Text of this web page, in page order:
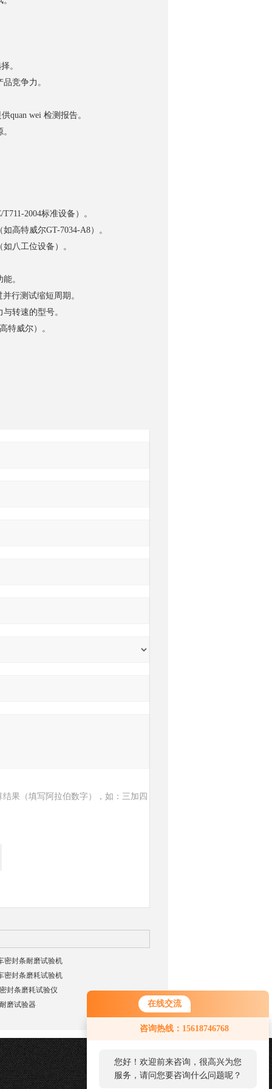
在线交流
咨询热线：15618746768
您好！欢迎前来咨询，很高兴为您
服务，请问您要咨询什么问题呢？
。
竞争力。
quan wei 检测报告。
2004标准设备）。
高特威尔GT-7034-A8）。
八工位设备）。
。
行测试缩短周期。
转速的型号。
特威尔）。
结果（填写阿拉伯数字），如：三加四
密封条耐磨试验机
密封条磨耗试验机
封条磨耗试验仪
磨试验器